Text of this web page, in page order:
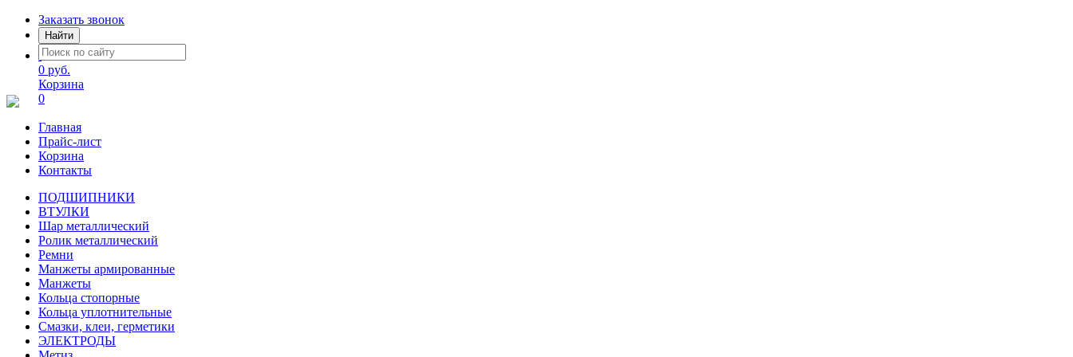
Заказать звонок
Найти
0 руб.
Корзина
0
Главная
Прайс-лист
Корзина
Контакты
ПОДШИПНИКИ
ВТУЛКИ
Шар металлический
Ролик металлический
Ремни
Манжеты армированные
Манжеты
Кольца стопорные
Кольца уплотнительные
Смазки, клеи, герметики
ЭЛЕКТРОДЫ